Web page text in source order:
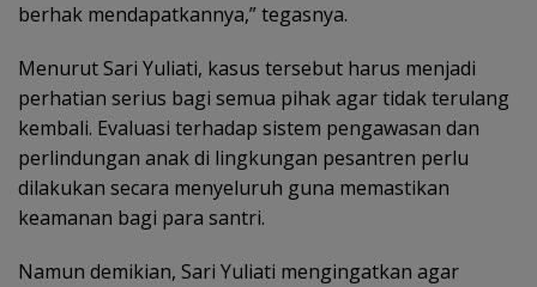
berhak mendapatkannya,” tegasnya.
Menurut Sari Yuliati, kasus tersebut harus menjadi
perhatian serius bagi semua pihak agar tidak terulang
kembali. Evaluasi terhadap sistem pengawasan dan
perlindungan anak di lingkungan pesantren perlu
dilakukan secara menyeluruh guna memastikan
keamanan bagi para santri.
Namun demikian, Sari Yuliati mengingatkan agar